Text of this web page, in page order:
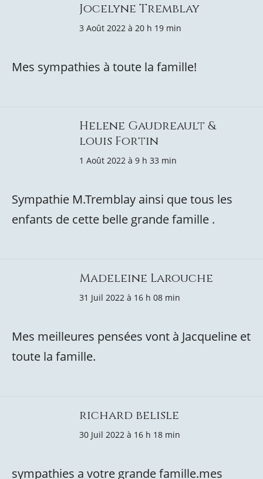
Jocelyne Tremblay
3 Août 2022 à 20 h 19 min
Mes sympathies à toute la famille!
Helene Gaudreault &
louis Fortin
1 Août 2022 à 9 h 33 min
Sympathie M.Tremblay ainsi que tous les
enfants de cette belle grande famille .
Madeleine Larouche
31 Juil 2022 à 16 h 08 min
Mes meilleures pensées vont à Jacqueline et
toute la famille.
richard belisle
30 Juil 2022 à 16 h 18 min
sympathies a votre grande famille.mes